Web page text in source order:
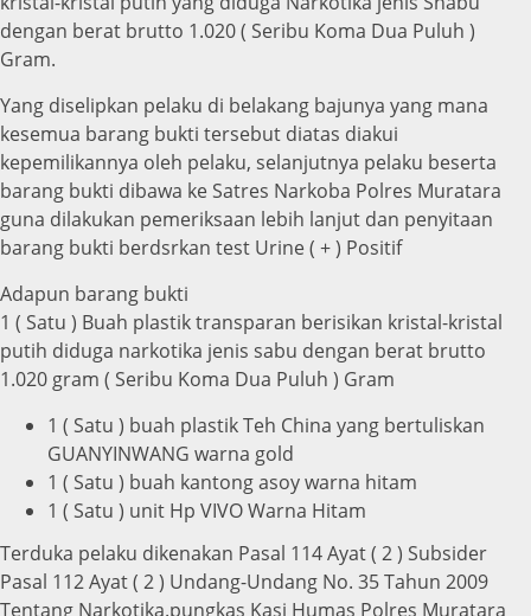
dengan berat brutto 1.020 ( Seribu Koma Dua Puluh )
Gram.
Yang diselipkan pelaku di belakang bajunya yang mana
kesemua barang bukti tersebut diatas diakui
kepemilikannya oleh pelaku, selanjutnya pelaku beserta
barang bukti dibawa ke Satres Narkoba Polres Muratara
guna dilakukan pemeriksaan lebih lanjut dan penyitaan
barang bukti berdsrkan test Urine ( + ) Positif
Adapun barang bukti
1 ( Satu ) Buah plastik transparan berisikan kristal-kristal
putih diduga narkotika jenis sabu dengan berat brutto
1.020 gram ( Seribu Koma Dua Puluh ) Gram
1 ( Satu ) buah plastik Teh China yang bertuliskan
GUANYINWANG warna gold
1 ( Satu ) buah kantong asoy warna hitam
1 ( Satu ) unit Hp VIVO Warna Hitam
Terduka pelaku dikenakan Pasal 114 Ayat ( 2 ) Subsider
Pasal 112 Ayat ( 2 ) Undang-Undang No. 35 Tahun 2009
Tentang Narkotika.pungkas Kasi Humas Polres Muratara